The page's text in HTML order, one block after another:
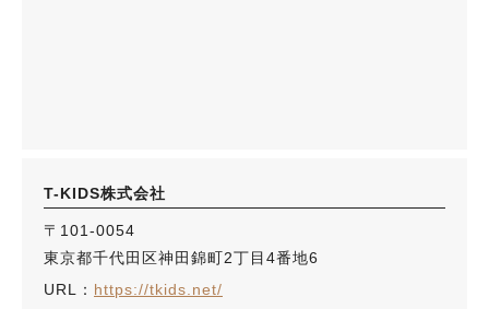
T-KIDS株式会社
〒101-0054
東京都千代田区神田錦町2丁目4番地6
URL： https://tkids.net/